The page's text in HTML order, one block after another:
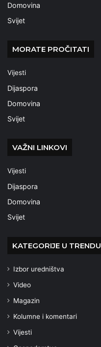
Domovina
Svijet
MORATE PROČITATI
Vijesti
Dijaspora
Domovina
Svijet
VAŽNI LINKOVI
Vijesti
Dijaspora
Domovina
Svijet
KATEGORIJE U TRENDU
Izbor uredništva
Video
Magazin
Kolumne i komentari
Vijesti